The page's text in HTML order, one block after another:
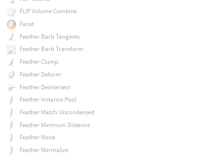
FLIP Volume Combine
Facet
Feather Barb Tangents
Feather Barb Transform
Feather Clump
Feather Deform
Feather Deintersect
Feather Instance Pool
Feather Match Uncondensed
Feather Minimum Distance
Feather Noise
Feather Normalize